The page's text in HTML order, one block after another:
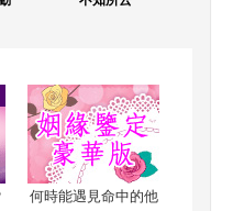
何時能遇見命中的他